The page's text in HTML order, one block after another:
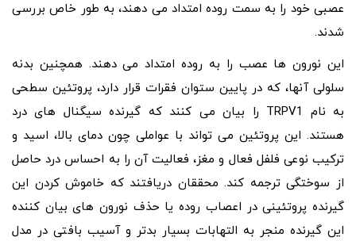
عصبی خود را به سمت روده امتداد می دهند، به طور خاص بررسی
شدند.
این نورون ها عصب را به روده امتداد می دهند. همچنین بدنه
سلولی آنها، که در پایین ستوان فقرات قرار دارد، پروتئین سطحی
به نام TRPV1 را بیان می کنند که گیرنده سیگنال های درد
هستند. این پروتئین می تواند با عواملی چون دمای بالا، اسید و
ترکیب نوعی فلفل فعال و مغز، فعالیت آن را به احساس درد حاصل
از سوختگی ترجمه کند. محققان دریافتند که خاموش کردن این
گیرنده پروتئینی در اعصاب روده یا حذف نورون های بیان کننده
این گیرنده منجر به التهابات بسیار بدتر و آسیب بافتی در مدل